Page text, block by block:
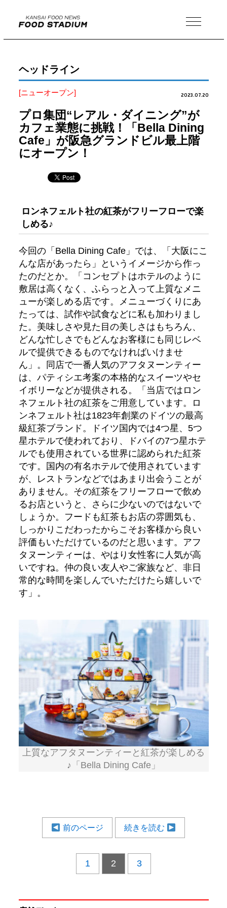
MENU
ヘッドライン
[ニューオープン] 2023.07.20
プロ集団“レアル・ダイニング”が
カフェ業態に挑戦！「Bella Dining
Cafe」が阪急グランドビル最上階
にオープン！
ロンネフェルト社の紅茶がフリーフローで楽
しめる♪
今回の「Bella Dining Cafe」では、「大阪にこ
んな店があったら」というイメージから作っ
たのだとか。「コンセプトはホテルのように
敷居は高くなく、ふらっと入って上質なメニ
ューが楽しめる店です。メニューづくりにあ
たっては、試作や試食などに私も加わりまし
た。美味しさや見た目の美しさはもちろん、
どんな忙しさでもどんなお客様にも同じレベ
ルで提供できるものでなければいけませ
ん」。同店で一番人気のアフタヌーンティー
は、パティシエ考案の本格的なスイーツやセ
イボリーなどが提供される。「当店ではロン
ネフェルト社の紅茶をご用意しています。ロ
ンネフェルト社は1823年創業のドイツの最高
級紅茶ブランド。ドイツ国内では4つ星、5つ
星ホテルで使われており、ドバイの7つ星ホテ
ルでも使用されている世界に認められた紅茶
です。国内の有名ホテルで使用されています
が、レストランなどではあまり出会うことが
ありません。その紅茶をフリーフローで飲め
るお店というと、さらに少ないのではないで
しょうか。フードも紅茶もお店の雰囲気も、
しっかりこだわったからこそお客様から良い
評価もいただけているのだと思います。アフ
タヌーンティーは、やはり女性客に人気が高
いですね。仲の良い友人やご家族など、非日
常的な時間を楽しんでいただけたら嬉しいで
す」。
上質なアフタヌーンティーと紅茶が楽しめる
♪「Bella Dining Cafe」
前のページ 続きを読む
1 2 3